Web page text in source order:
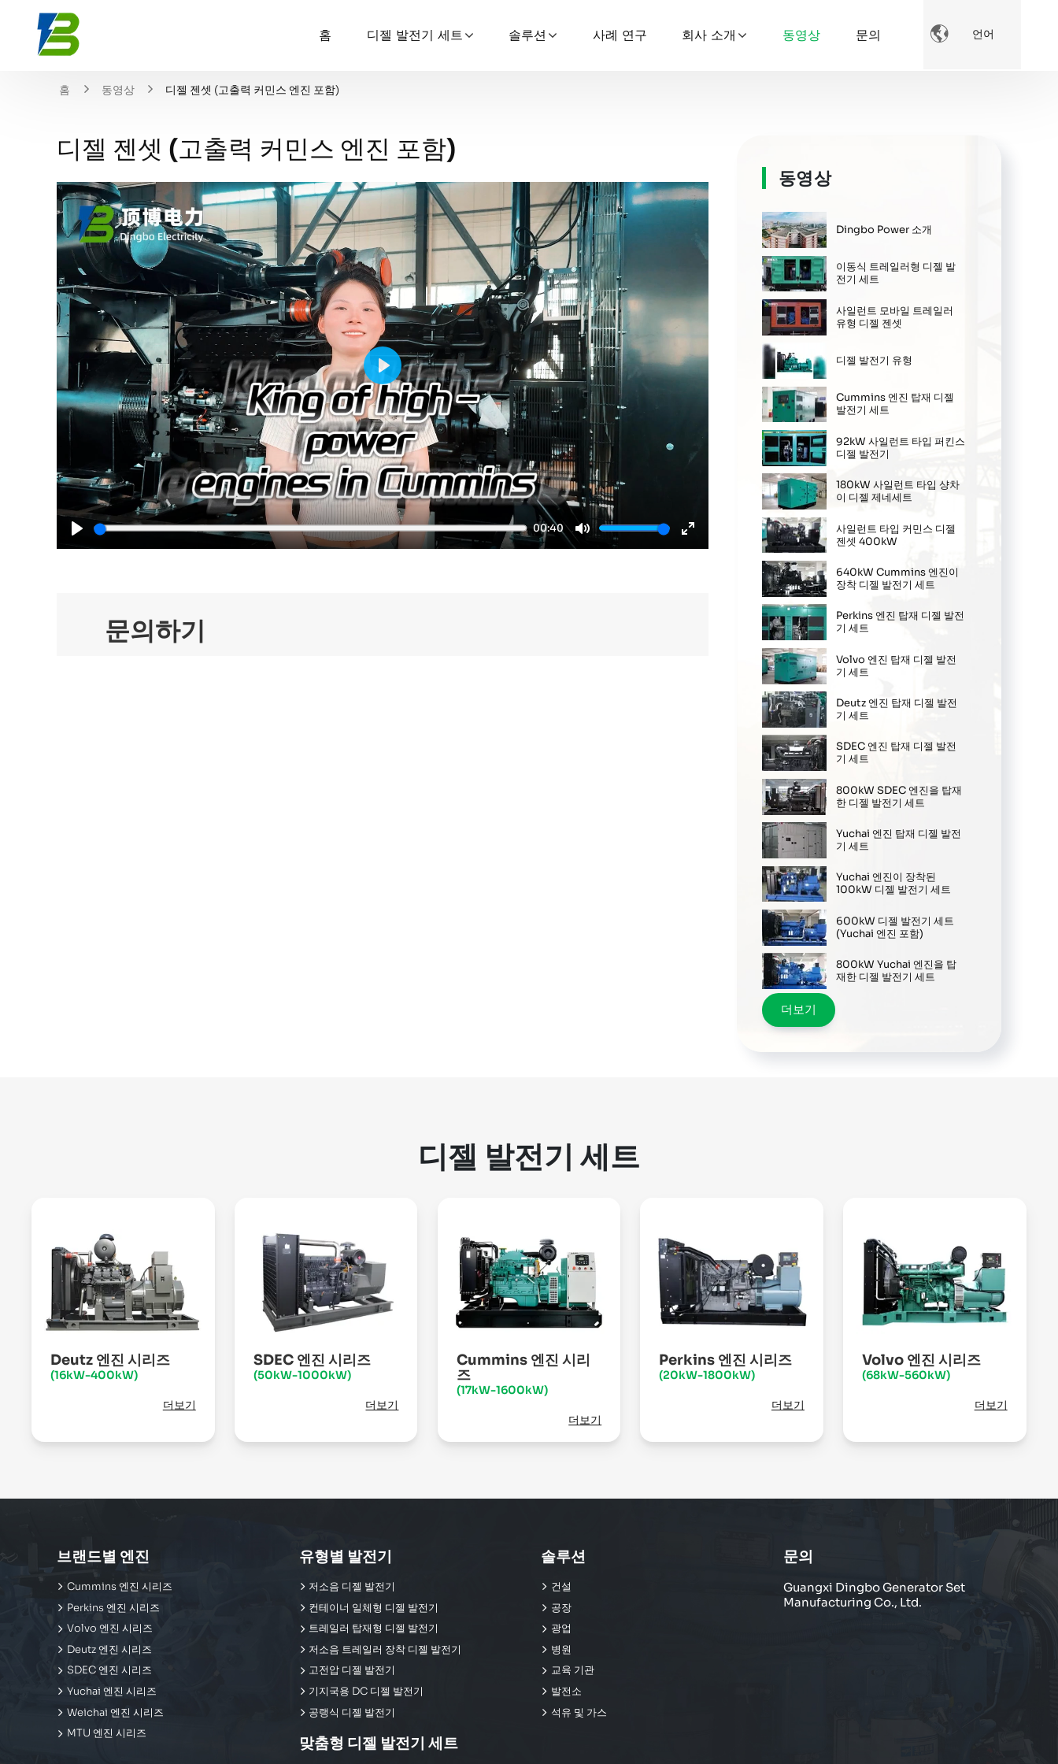
 언어
홈 디젤 발전기 세트 솔루션 사례 연구 회사 소개 동영상 문의
홈 동영상 디젤 젠셋 (고출력 커민스 엔진 포함)
디젤 젠셋 (고출력 커민스 엔진 포함)
00:40
Play
문의하기
동영상
Dingbo Power 소개
이동식 트레일러형 디젤 발
전기 세트
사일런트 모바일 트레일러
유형 디젤 젠셋
디젤 발전기 유형
Cummins 엔진 탑재 디젤
발전기 세트
92kW 사일런트 타입 퍼킨스
디젤 발전기
180kW 사일런트 타입 샹차
이 디젤 제네세트
사일런트 타입 커민스 디젤
젠셋 400kW
640kW Cummins 엔진이
장착 디젤 발전기 세트
Perkins 엔진 탑재 디젤 발전
기 세트
Volvo 엔진 탑재 디젤 발전
기 세트
Deutz 엔진 탑재 디젤 발전
기 세트
SDEC 엔진 탑재 디젤 발전
기 세트
800kW SDEC 엔진을 탑재
한 디젤 발전기 세트
Yuchai 엔진 탑재 디젤 발전
기 세트
Yuchai 엔진이 장착된
100kW 디젤 발전기 세트
600kW 디젤 발전기 세트
(Yuchai 엔진 포함)
800kW Yuchai 엔진을 탑
재한 디젤 발전기 세트
더보기
디젤 발전기 세트
Deutz 엔진 시리즈
(16kW-400kW)
더보기
SDEC 엔진 시리즈
(50kW-1000kW)
더보기
Cummins 엔진 시리
즈
(17kW-1600kW)
더보기
Perkins 엔진 시리즈
(20kW-1800kW)
더보기
Volvo 엔진 시리즈
(68kW-560kW)
더보기
브랜드별 엔진
Cummins 엔진 시리즈
Perkins 엔진 시리즈
Volvo 엔진 시리즈
Deutz 엔진 시리즈
SDEC 엔진 시리즈
Yuchai 엔진 시리즈
Weichai 엔진 시리즈
MTU 엔진 시리즈
유형별 발전기
저소음 디젤 발전기
컨테이너 일체형 디젤 발전기
트레일러 탑재형 디젤 발전기
저소음 트레일러 장착 디젤 발전기
고전압 디젤 발전기
기지국용 DC 디젤 발전기
공랭식 디젤 발전기
맞춤형 디젤 발전기 세트
솔루션
건설
공장
광업
병원
교육 기관
발전소
석유 및 가스
문의
Guangxi Dingbo Generator Set
Manufacturing Co., Ltd.